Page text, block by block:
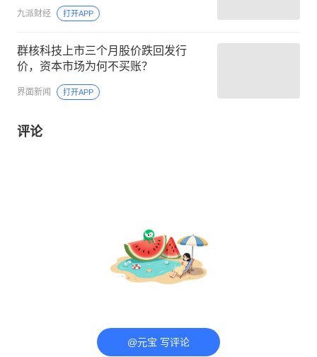
九派财经 打开APP
群核科技上市三个月股价跌回发行
价，资本市场为何不买账？
界面新闻 打开APP
评论
@元宝 写评论